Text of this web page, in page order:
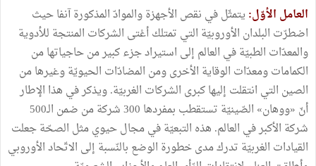
العامل الأوّل: يتمثّل في نقص الأجهزة والموادّ المذكورة آنفا حيث
اضطرّت البلدان الأوروبيّة التي تمتلك أعْتى الشركات المنتجة للأدوية
والمعدّات الطبيّة في العالم إلى استيراد جزء كبير من حاجياتها من
الكمامات ومعدّات الوقاية الأخرى ومن المضادّات الحيويّة وغيرها من
الصين التي انتقلت إليها كبرى الشركات الغربيّة. ويذكر في هذا الإطار
أنّ «ووهان» الصّينيّة تستقطب بمفردها 300 شركة من ضمن الـ500
شركة الأكبر في العالم. هذه التبعيّة في مجال حيوي مثل الصحّة جعلت
القيادات الغربيّة تدرك مدى خطورة الوضع بالنّسبة إلى الاتّحاد الأوروبي